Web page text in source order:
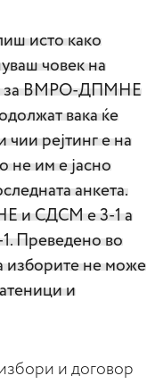
исто како
човек на
за ВМРО-ДПМНЕ
вака ќе
чии рејтинг е на
не им е јасно
анкета.
и СДСМ е 3-1 а
Преведено во
изборите не може
и
и договор